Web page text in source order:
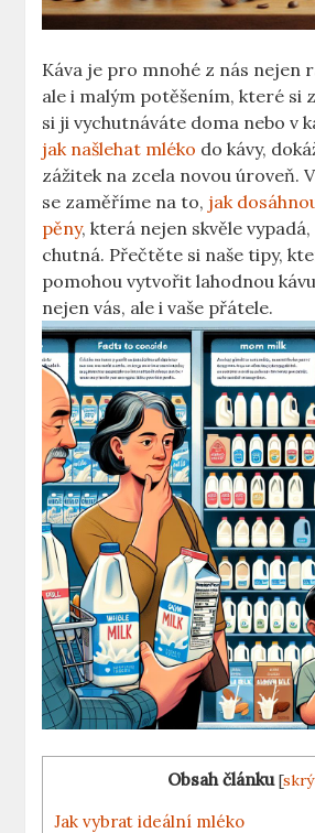
Káva je pro mnohé z⁤ nás nejen
ale ‌i malým potěšením, které ⁢si
si‌ ji vychutnáváte doma nebo v
jak našlehat mléko ⁣do kávy,
zážitek na zcela novou ⁤úroveň.
se zaměříme na to, ⁣ jak
pěny, která⁤ nejen skvěle
chutná. Přečtěte si naše tipy,
pomohou vytvořit lahodnou
nejen vás, ale i vaše ‍přátele.
Obsah článku [
Jak vybrat ideální mléko